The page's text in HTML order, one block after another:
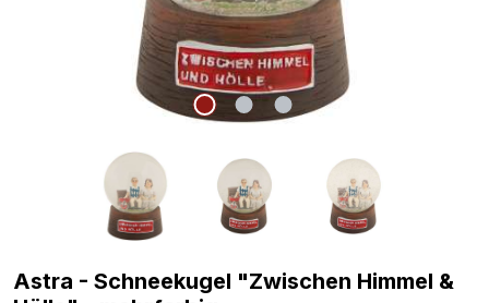
Astra - Schneekugel "Zwischen Himmel &